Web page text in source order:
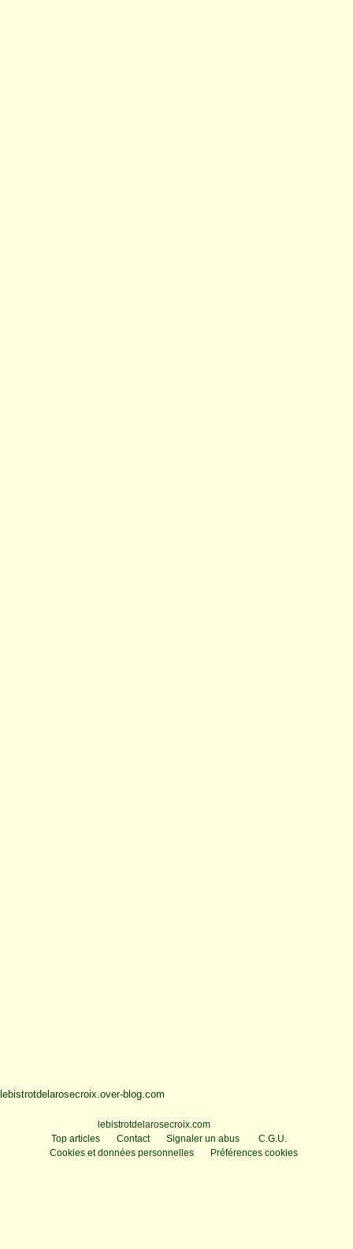
lebistrotdelarosecroix.over-blog.com
lebistrotdelarosecroix.com
Top articles
Contact Signaler un abus
C.G.U.
Cookies et données personnelles
Préférences cookies